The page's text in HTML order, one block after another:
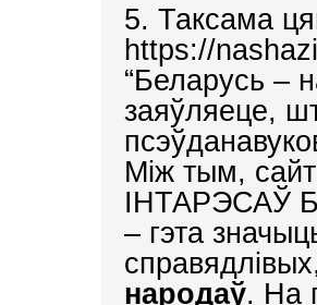
5. Таксама
https://
“Беларусь –
заяўляеце,
Між тым,
ІНТАРЭСАЎ
– гэта
народаў. На